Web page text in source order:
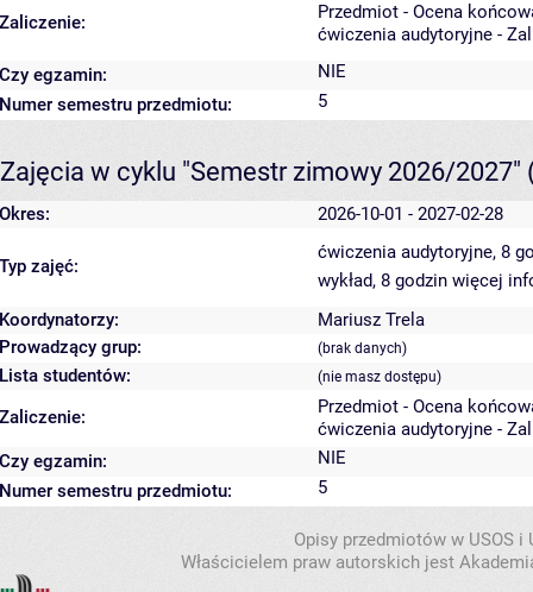
Zaliczenie:
Przedmiot - Ocena
ćwiczenia audytoryjne -
Czy egzamin:
NIE
Numer semestru przedmiotu:
5
Zajęcia w cyklu "Semestr zimowy 2026/2027"
Okres: 2026-10-01 - 2027-02-28
Typ zajęć:
ćwiczenia audytoryjne, 8
wykład, 8 godzin więcej
Koordynatorzy:
Mariusz Trela
Prowadzący grup:
(brak danych)
Lista studentów: (nie masz dostępu)
Zaliczenie:
Przedmiot - Ocena
ćwiczenia audytoryjne -
Czy egzamin:
NIE
Numer semestru przedmiotu:
5
Opisy przedmiotów w USOS
Właścicielem praw autorskich jest